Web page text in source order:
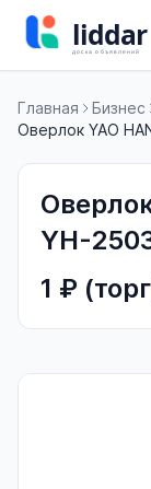
Главная Бизнес
Оверлок YAO
YH-
1 ₽